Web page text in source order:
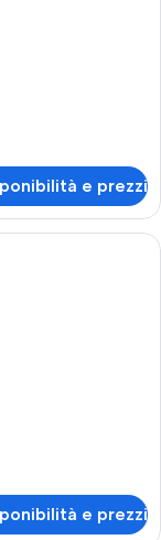
e prezzi
due poltrone in
e prezzi